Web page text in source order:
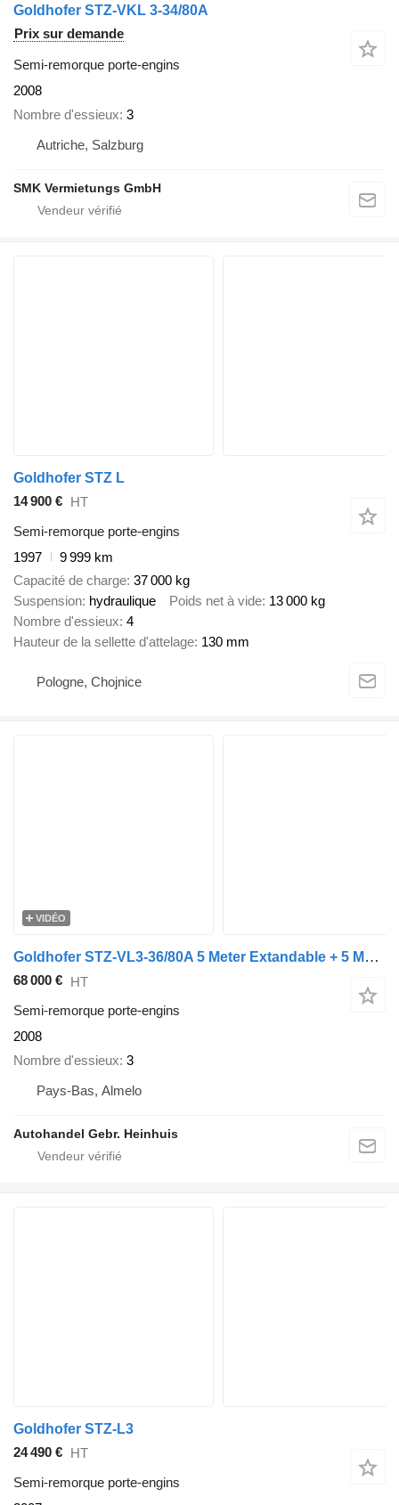
Goldhofer STZ-VKL 3-34/80A
Prix sur demande
Semi-remorque porte-engins
2008
Nombre d'essieux 3
Autriche, Salzburg
SMK Vermietungs GmbH
Goldhofer STZ L
14 900 € HT
Semi-remorque porte-engins
1997
9 999 km
Capacité de charge 37 000 kg
Suspension hydraulique Poids net à vide 13 000 kg
Nombre d'essieux 4
Hauteur de la sellette d'attelage 130 mm
Pologne, Chojnice
VIDÉO
Goldhofer STZ-VL3-36/80A 5 Meter Extandable + 5 Meter Extensions!
68 000 € HT
Semi-remorque porte-engins
2008
Nombre d'essieux 3
Pays-Bas, Almelo
Autohandel Gebr. Heinhuis
Goldhofer STZ-L3
24 490 €
HT
Semi-remorque porte-engins